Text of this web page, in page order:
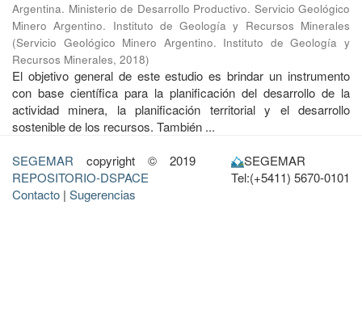
Argentina. Ministerio de Desarrollo Productivo. Servicio Geológico
Minero Argentino. Instituto de Geología y Recursos Minerales
(Servicio Geológico Minero Argentino. Instituto de Geología y
Recursos Minerales, 2018)
El objetivo general de este estudio es brindar un instrumento
con base científica para la planificación del desarrollo de la
actividad minera, la planificación territorial y el desarrollo
sostenible de los recursos. También ...
SEGEMAR copyright © 2019
REPOSITORIO-DSPACE
Contacto | Sugerencias
SEGEMAR
Tel:(+5411) 5670-0101